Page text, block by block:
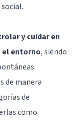
y cuidar en
el entorno, siendo
de manera
de
como